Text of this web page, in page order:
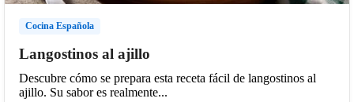
Cocina Española
Langostinos al ajillo
Descubre cómo se prepara esta receta fácil de langostinos al
ajillo. Su sabor es realmente...